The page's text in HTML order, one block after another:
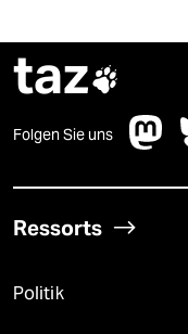
taz
Folgen Sie uns
Ressorts
Politik